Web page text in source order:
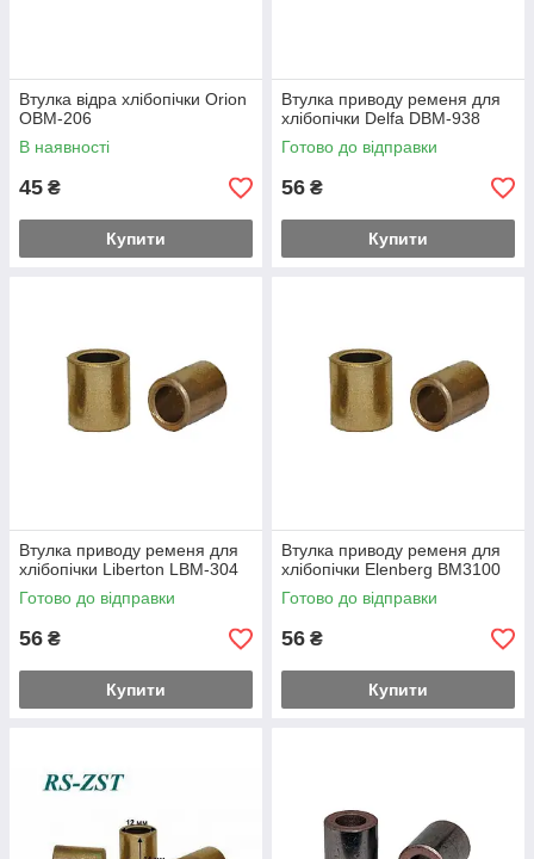
Втулка відра хлібопічки Orion
OBM-206
В наявності
45 ₴
Купити
Втулка приводу ременя для
хлібопічки Delfa DBM-938
Готово до відправки
56 ₴
Купити
Втулка приводу ременя для
хлібопічки Liberton LBM-304
Готово до відправки
56 ₴
Купити
Втулка приводу ременя для
хлібопічки Elenberg BM3100
Готово до відправки
56 ₴
Купити